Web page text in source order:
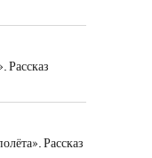
Рассказ
Рассказ